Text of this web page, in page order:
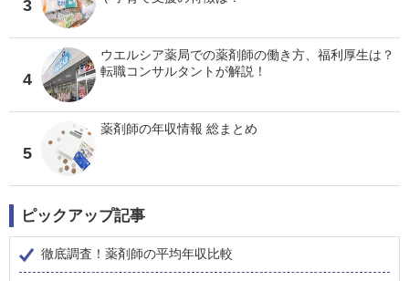
3
4
ウエルシア薬局での薬剤師の働き方、福利厚生は？
転職コンサルタントが解説！
5
薬剤師の年収情報 総まとめ
ピックアップ記事
徹底調査！薬剤師の平均年収比較